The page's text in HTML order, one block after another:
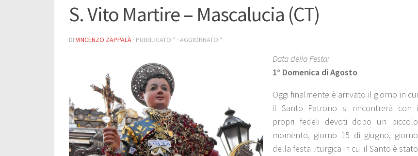
S. Vito Martire – Mascalucia (CT)
DI VINCENZO ZAPPALÀ · PUBBLICATO * · AGGIORNATO *
Data della Festa:
1° Domenica di Agosto
Oggi finalmente è arrivato il giorno in cui
il Santo Patrono si rincontrerà con i
propri fedeli devoti dopo un piccolo
momento, giorno 15 di giugno, giorno
della festa liturgica in cui il Santo è stato